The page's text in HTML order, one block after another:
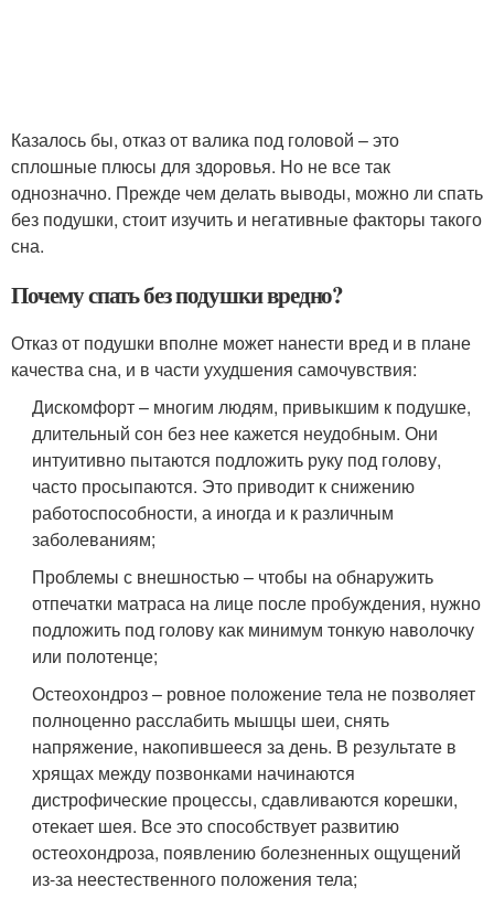
Казалось бы, отказ от валика под головой – это
сплошные плюсы для здоровья. Но не все так
однозначно. Прежде чем делать выводы, можно ли спать
без подушки, стоит изучить и негативные факторы такого
сна.
Почему спать без подушки вредно?
Отказ от подушки вполне может нанести вред и в плане
качества сна, и в части ухудшения самочувствия:
Дискомфорт – многим людям, привыкшим к подушке,
длительный сон без нее кажется неудобным. Они
интуитивно пытаются подложить руку под голову,
часто просыпаются. Это приводит к снижению
работоспособности, а иногда и к различным
заболеваниям;
Проблемы с внешностью – чтобы на обнаружить
отпечатки матраса на лице после пробуждения, нужно
подложить под голову как минимум тонкую наволочку
или полотенце;
Остеохондроз – ровное положение тела не позволяет
полноценно расслабить мышцы шеи, снять
напряжение, накопившееся за день. В результате в
хрящах между позвонками начинаются
дистрофические процессы, сдавливаются корешки,
отекает шея. Все это способствует развитию
остеохондроза, появлению болезненных ощущений
из-за неестественного положения тела;